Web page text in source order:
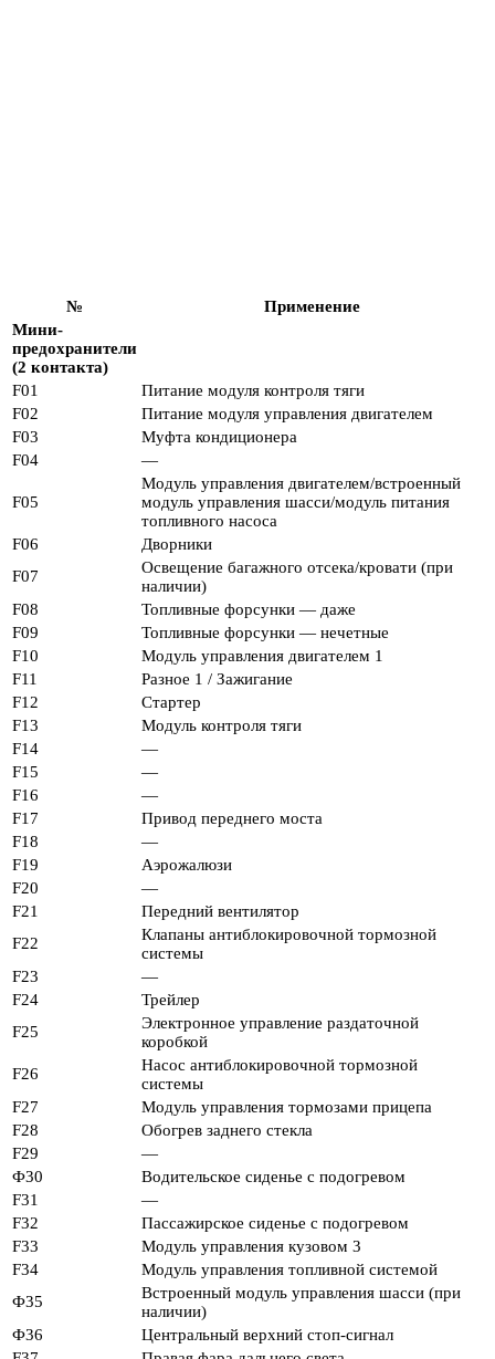
№
Применение
Мини-
предохранители
(2 контакта)
F01
Питание модуля контроля тяги
F02
Питание модуля управления двигателем
F03
Муфта кондиционера
F04
—
F05
Модуль управления двигателем/встроенный
модуль управления шасси/модуль питания
топливного насоса
F06
Дворники
F07
Освещение багажного отсека/кровати (при
наличии)
F08
Топливные форсунки — даже
F09
Топливные форсунки — нечетные
F10
Модуль управления двигателем 1
F11
Разное 1 / Зажигание
F12
Стартер
F13
Модуль контроля тяги
F14
—
F15
—
F16
—
F17
Привод переднего моста
F18
—
F19
Аэрожалюзи
F20
—
F21
Передний вентилятор
F22
Клапаны антиблокировочной тормозной
системы
F23
—
F24
Трейлер
F25
Электронное управление раздаточной
коробкой
F26
Насос антиблокировочной тормозной
системы
F27
Модуль управления тормозами прицепа
F28
Обогрев заднего стекла
F29
—
Ф30
Водительское сиденье с подогревом
F31
—
F32
Пассажирское сиденье с подогревом
F33
Модуль управления кузовом 3
F34
Модуль управления топливной системой
Ф35
Встроенный модуль управления шасси (при
наличии)
Ф36
Центральный верхний стоп-сигнал